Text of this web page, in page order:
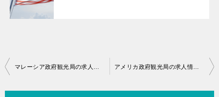
投
マレーシア政府観光局の求人情報を得るための3つの方法 アメリカ政府観光局の求人情報を入手出来る転職サイト一覧